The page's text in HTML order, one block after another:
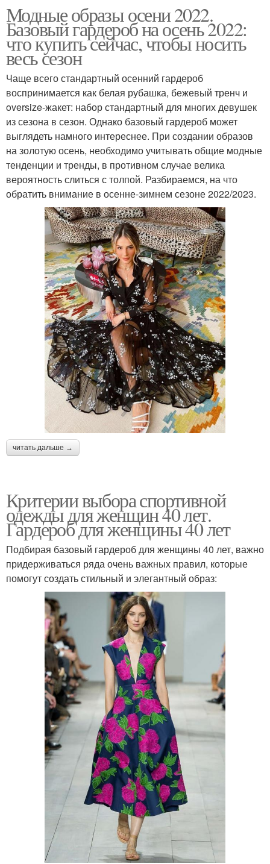
Модные образы осени 2022.
Базовый гардероб на осень 2022:
что купить сейчас, чтобы носить
весь сезон
Чаще всего стандартный осенний гардероб
воспринимается как белая рубашка, бежевый тренч и
oversize-жакет: набор стандартный для многих девушек
из сезона в сезон. Однако базовый гардероб может
выглядеть намного интереснее. При создании образов
на золотую осень, необходимо учитывать общие модные
тенденции и тренды, в противном случае велика
вероятность слиться с толпой. Разбираемся, на что
обратить внимание в осенне-зимнем сезоне 2022/2023.
читать дальше →
Критерии выбора спортивной
одежды для женщин 40 лет.
Гардероб для женщины 40 лет
Подбирая базовый гардероб для женщины 40 лет, важно
придерживаться ряда очень важных правил, которые
помогут создать стильный и элегантный образ: